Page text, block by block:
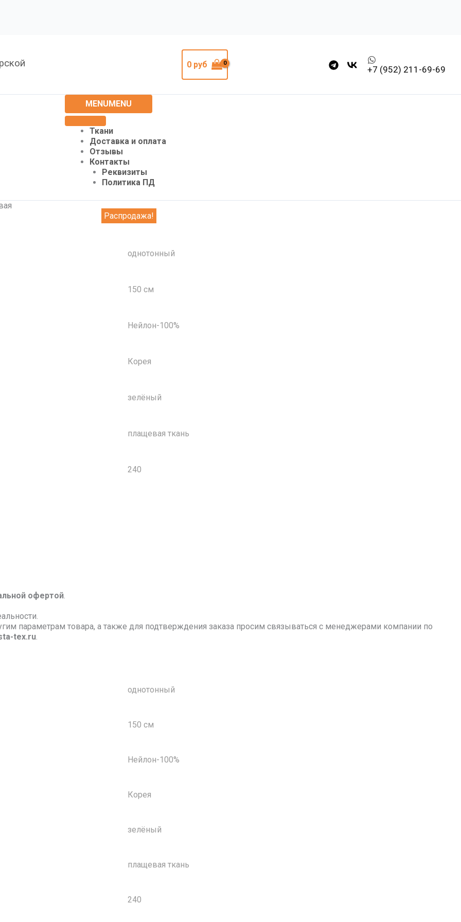
0 руб +7 (952) 211-69-69
MENUMENU
Ткани
Доставка и оплата
Отзывы
Контакты
Реквизиты
Политика ПД
Распродажа!
однотонный
150 см
Нейлон-100%
Корея
зелёный
плащевая ткань
240
офертой.
параметрам товара, а также для подтверждения заказа просим связываться с менеджерами компании по
tex.ru.
однотонный
150 см
Нейлон-100%
Корея
зелёный
плащевая ткань
240